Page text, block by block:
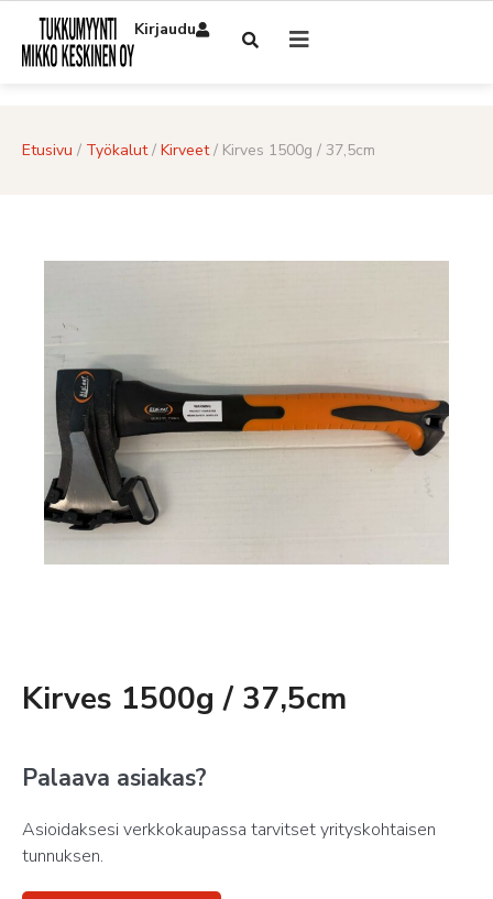
Kirjaudu
Etusivu / Työkalut/ Kirveet/ Kirves 1500g / 37,5cm
Kirves 1500g / 37,5cm
Palaava asiakas?
Asioidaksesi verkkokaupassa tarvitset yrityskohtaisen
tunnuksen.